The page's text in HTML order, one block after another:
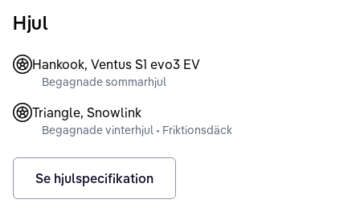
Hjul
Hankook, Ventus S1 evo3 EV
Begagnade sommarhjul
Triangle, Snowlink
Begagnade vinterhjul • Friktionsdäck
Se hjulspecifikation